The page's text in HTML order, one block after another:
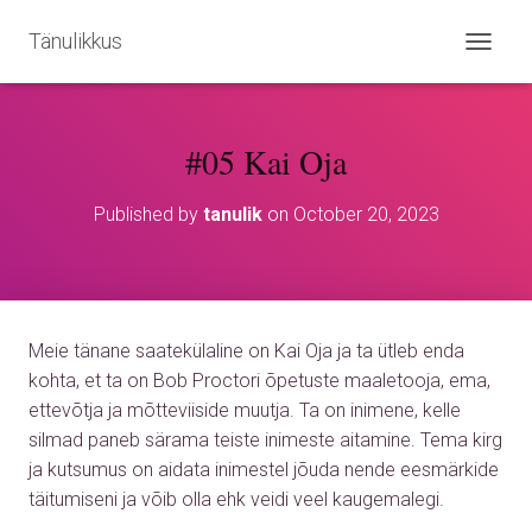
Tänulikkus
O
O
#05 Kai Oja
Published by tanulikon October 20, 2023
Meie tänane saatekülaline on Kai Oja ja ta ütleb enda
kohta, et ta on Bob Proctori õpetuste maaletooja, ema,
ettevõtja ja mõtteviiside muutja. Ta on inimene, kelle
silmad paneb särama teiste inimeste aitamine. Tema kirg
ja kutsumus on aidata inimestel jõuda nende eesmärkide
täitumiseni ja võib olla ehk veidi veel kaugemalegi.